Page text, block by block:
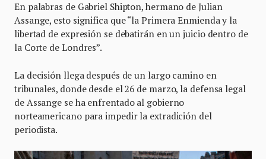
En palabras de Gabriel Shipton, hermano de Julian
Assange, esto significa que “la Primera Enmienda y la
libertad de expresión se debatirán en un juicio dentro de
la Corte de Londres”.
La decisión llega después de un largo camino en
tribunales, donde desde el 26 de marzo, la defensa legal
de Assange se ha enfrentado al gobierno
norteamericano para impedir la extradición del
periodista.